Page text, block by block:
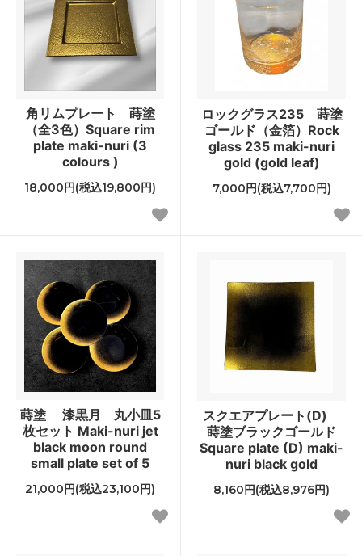
角リムプレート 蒔塗
（全3色）Square rim
plate maki-nuri (3
colours )
18,000円(税込19,800円)
ロックグラス235 蒔塗
ゴールド（金箔）Rock
glass 235 maki-nuri
gold (gold leaf)
7,000円(税込7,700円)
蒔塗 漆黒月 丸小皿5
枚セット Maki-nuri jet
black moon round
small plate set of 5
21,000円(税込23,100円)
スクエアプレート(D)
蒔塗ブラックゴールド
Square plate (D) maki-
nuri black gold
8,160円(税込8,976円)